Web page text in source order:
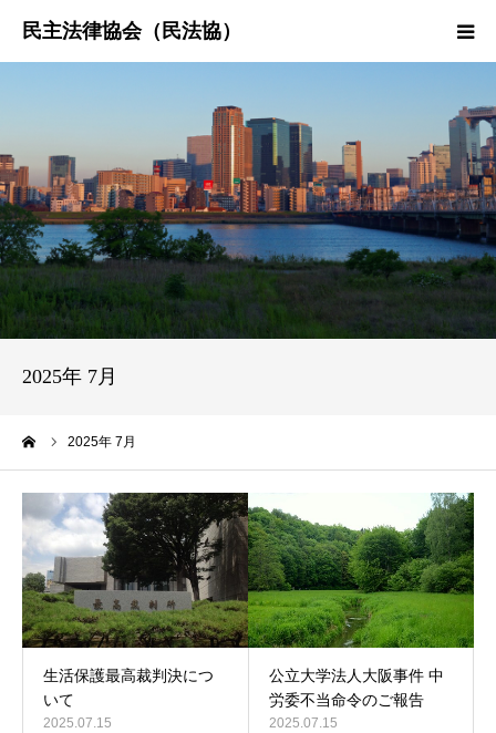
2025年 7月
2025年 7月
生活保護最高裁判決につ
いて
2025.07.15
公立大学法人大阪事件 中
労委不当命令のご報告
2025.07.15
民法協とは
民主法律時報
決議・声明・意見書